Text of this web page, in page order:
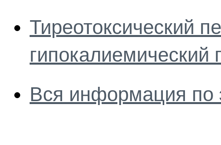
Тиреотоксический
гипокалиемический
Вся информация по